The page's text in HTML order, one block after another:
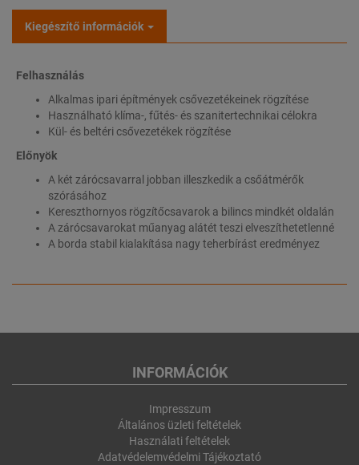
Kiegészítő információk
Felhasználás
Alkalmas ipari építmények csővezetékeinek rögzítése
Használható klíma-, fűtés- és szanitertechnikai célokra
Kül- és beltéri csővezetékek rögzítése
Előnyök
A két zárócsavarral jobban illeszkedik a csőátmérők
szórásához
Kereszthornyos rögzítőcsavarok a bilincs mindkét oldalán
A zárócsavarokat műanyag alátét teszi elveszíthetetlenné
A borda stabil kialakítása nagy teherbírást eredményez
INFORMÁCIÓK
Impresszum
Általános üzleti feltételek
Használati feltételek
Adatvédelemvédelmi Tájékoztató